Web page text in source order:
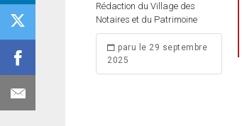
Rédaction du Village des
Notaires et du Patrimoine
paru le 29 septembre
2025